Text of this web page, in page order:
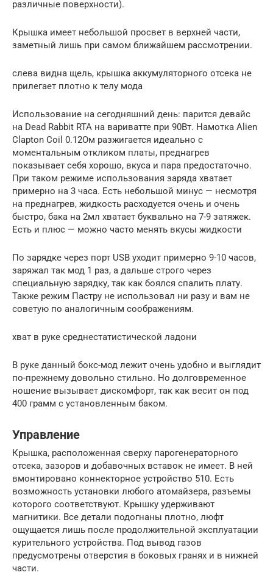
различные поверхности).
Крышка имеет небольшой просвет в верхней части,
заметный лишь при самом ближайшем рассмотрении.
слева видна щель, крышка аккумуляторного отсека не
прилегает плотно к телу мода
Использование на сегодняшний день: парится девайс
на Dead Rabbit RTA на вариватте при 90Вт. Намотка Alien
Clapton Coil 0.12Ом разжигается идеально с
моментальным откликом платы, преднагрев
показывает себя хорошо, вкуса и пара предостаточно.
При таком режиме использования заряда хватает
примерно на 3 часа. Есть небольшой минус — несмотря
на преднагрев, жидкость расходуется очень и очень
быстро, бака на 2мл хватает буквально на 7-9 затяжек.
Есть и плюс — можно часто менять вкусы жидкости
По зарядке через порт USB уходит примерно 9-10 часов,
заряжал так мод 1 раз, а дальше строго через
специальную зарядку, так как боялся спалить плату.
Также режим Пастру не использовал ни разу и вам не
советую по аналогичным соображениям.
хват в руке среднестатистической ладони
В руке данный бокс-мод лежит очень удобно и выглядит
по-прежнему довольно стильно. Но долговременное
ношение вызывает дискомфорт, так как весит он под
400 грамм с установленным баком.
Управление
Крышка, расположенная сверху парогенераторного
отсека, зазоров и добавочных вставок не имеет. В ней
вмонтировано коннекторное устройство 510. Есть
возможность установки любого атомайзера, разъемы
которого соответствуют. Крышку удерживают
магнитики. Все детали подогнаны плотно, люфт
ощущается лишь после продолжительной эксплуатации
курительного устройства. Под вывод газов
предусмотрены отверстия в боковых гранях и в нижней
части.